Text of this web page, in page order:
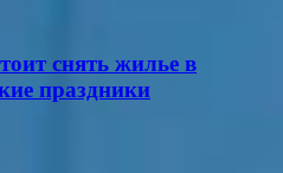
снять жилье в
праздники